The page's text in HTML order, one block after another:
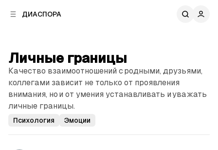
ДИАСПОРА
Личные границы
Качество взаимоотношений с родными, друзьями,
коллегами зависит не только от проявления
внимания, но и от умения устанавливать и уважать
личные границы.
Психология Эмоции